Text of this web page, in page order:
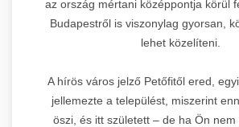
az ország mértani középpontja körül
Budapestről is viszonylag gyorsan,
lehet közelíteni.
A hírös város jelző Petőfitől ered,
jellemezte a települést, miszerint
öszi, és itt született – de ha Ön nem